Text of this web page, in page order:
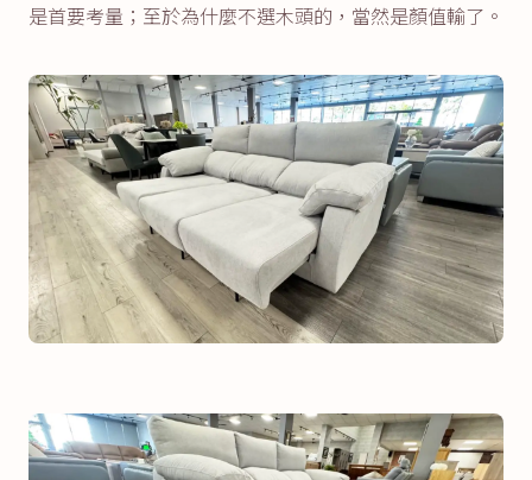
是首要考量；至於為什麼不選木頭的，當然是顏值輸了。